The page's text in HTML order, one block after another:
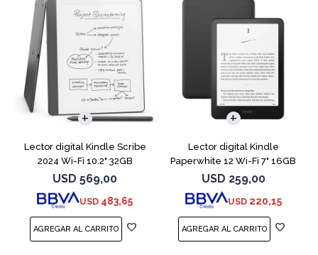
Lector digital Kindle Scribe
2024 Wi-Fi 10.2" 32GB
Tungsten
USD 569,00
USD 483,65
Lector digital Kindle
Paperwhite 12 Wi-Fi 7" 16GB
Negro
USD 259,00
USD 220,15